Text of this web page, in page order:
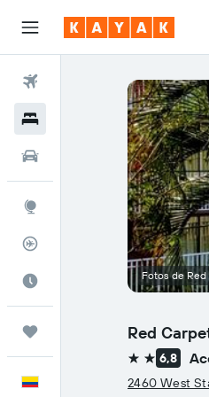
Red
2 estrellas
6,8
2460 West
Fotos de